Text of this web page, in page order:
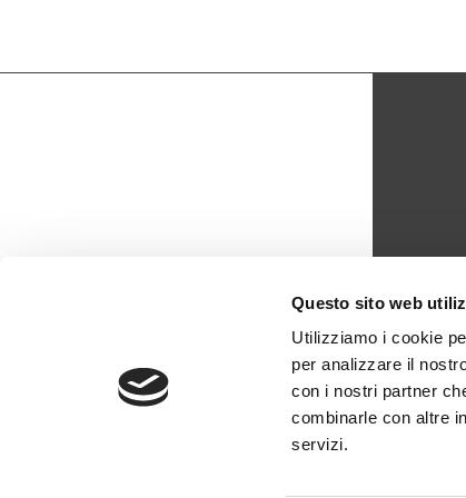
Questo sito web
Utilizziamo i cookie
per analizzare il
con i nostri partner
combinarle con altre
servizi.